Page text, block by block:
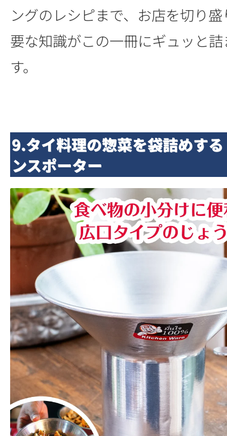
ングのレシピまで、お店を切り
要な知識がこの一冊にギュッと
す。
9.タイ料理の惣菜を袋詰めす
ンスポーター